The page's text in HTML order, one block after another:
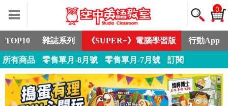
0
TOP10 雜誌系列 《SUPER+》電腦學習版 行動App
所有商品 零售單月-8月號 零售單月-7月號 訂閱